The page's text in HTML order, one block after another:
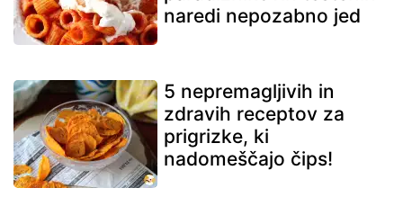
naredi nepozabno jed
5 nepremagljivih in
zdravih receptov za
prigrizke, ki
nadomeščajo čips!